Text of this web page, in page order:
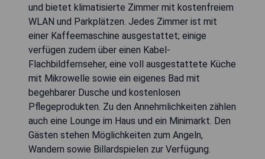
und bietet klimatisierte Zimmer mit kostenfreiem
WLAN und Parkplätzen. Jedes Zimmer ist mit
einer Kaffeemaschine ausgestattet; einige
verfügen zudem über einen Kabel-
Flachbildfernseher, eine voll ausgestattete Küche
mit Mikrowelle sowie ein eigenes Bad mit
begehbarer Dusche und kostenlosen
Pflegeprodukten. Zu den Annehmlichkeiten zählen
auch eine Lounge im Haus und ein Minimarkt. Den
Gästen stehen Möglichkeiten zum Angeln,
Wandern sowie Billardspielen zur Verfügung.